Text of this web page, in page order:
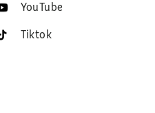
YouTube
Tiktok